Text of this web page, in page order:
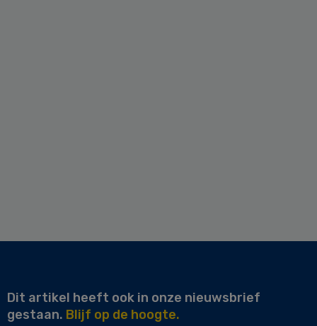
Dit artikel heeft ook in onze nieuwsbrief
gestaan. Blijf op de hoogte.